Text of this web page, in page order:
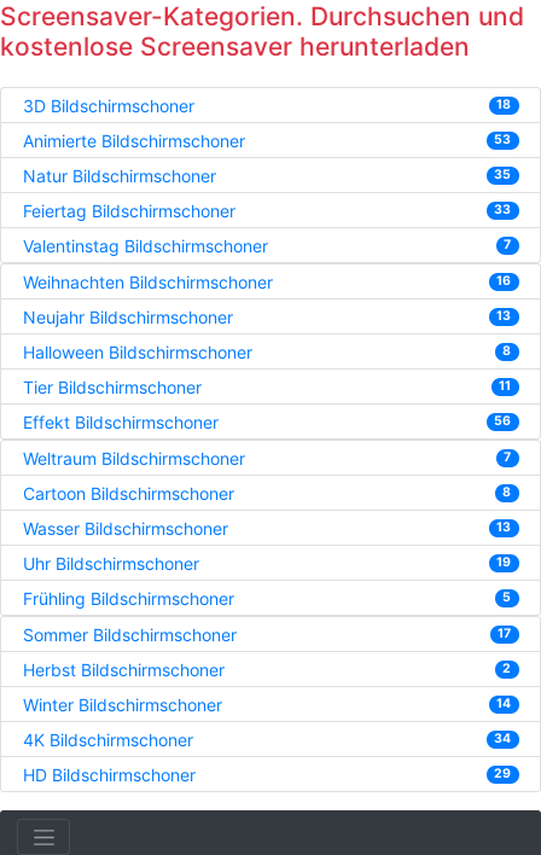
Screensaver-Kategorien. Durchsuchen und
kostenlose Screensaver herunterladen
3D Bildschirmschoner 18
Animierte Bildschirmschoner 53
Natur Bildschirmschoner 35
Feiertag Bildschirmschoner 33
Valentinstag Bildschirmschoner 7
Weihnachten Bildschirmschoner 16
Neujahr Bildschirmschoner 13
Halloween Bildschirmschoner 8
Tier Bildschirmschoner 11
Effekt Bildschirmschoner 56
Weltraum Bildschirmschoner 7
Cartoon Bildschirmschoner 8
Wasser Bildschirmschoner 13
Uhr Bildschirmschoner 19
Frühling Bildschirmschoner 5
Sommer Bildschirmschoner 17
Herbst Bildschirmschoner 2
Winter Bildschirmschoner 14
4K Bildschirmschoner 34
HD Bildschirmschoner 29